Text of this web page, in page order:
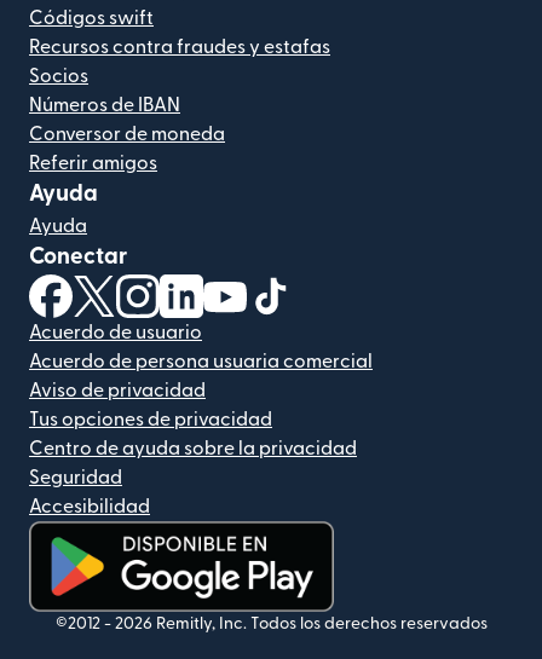
Códigos swift
Recursos contra fraudes y estafas
Socios
Números de IBAN
Conversor de moneda
Referir amigos
Ayuda
Ayuda
Conectar
(se abre en una ventana nueva)
(se abre en una ventana nueva)
(se abre en una ventana nueva)
(se abre en una ventana nueva)
(se abre en una ventana nueva)
Acuerdo de usuario
Acuerdo de persona usuaria comercial
Aviso de privacidad
Tus opciones de privacidad
Centro de ayuda sobre la privacidad
Seguridad
Accesibilidad
(se abre en una ventana nueva)
©2012 - 2026 Remitly, Inc. Todos los derechos reservados